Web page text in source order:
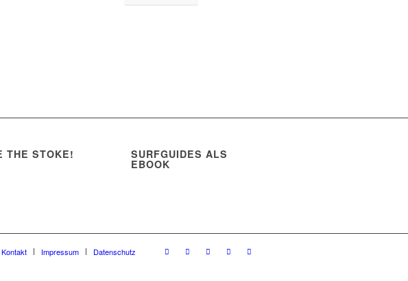
THE STOKE! SURFGUIDES ALS
EBOOK
Kontakt Impressum Datenschutz